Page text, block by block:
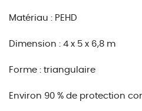
Matériau : PEHD
Dimension : 4 x 5 x 6,8 m
Forme : triangulaire
Environ 90 % de protection